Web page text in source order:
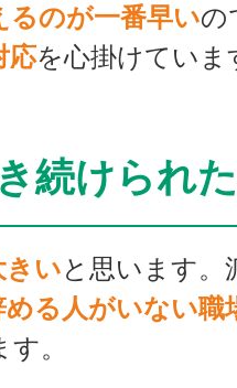
のが一番早いの
応を心掛けていま
続けられ
きいと思います。
める人がいない
。